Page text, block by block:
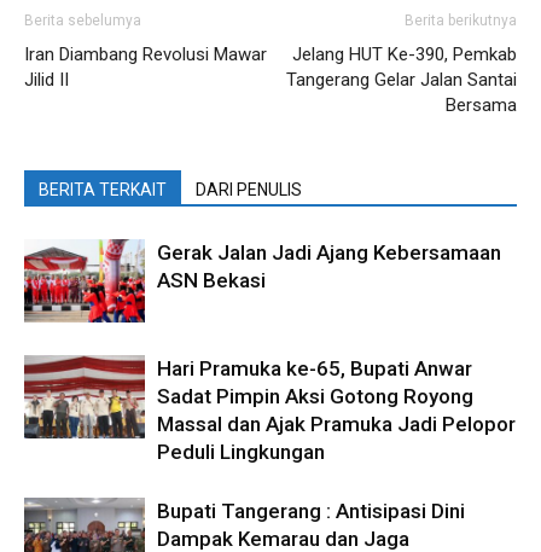
Berita sebelumya
Iran Diambang Revolusi Mawar
Jilid II
Berita berikutnya
Jelang HUT Ke-390, Pemkab
Tangerang Gelar Jalan Santai
Bersama
BERITA TERKAIT DARI PENULIS
Gerak Jalan Jadi Ajang Kebersamaan
ASN Bekasi
Hari Pramuka ke-65, Bupati Anwar
Sadat Pimpin Aksi Gotong Royong
Massal dan Ajak Pramuka Jadi Pelopor
Peduli Lingkungan
Bupati Tangerang : Antisipasi Dini
Dampak Kemarau dan Jaga